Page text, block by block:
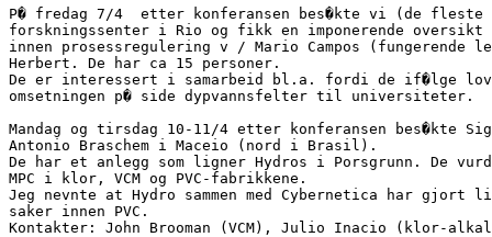
P� fredag 7/4  etter konferansen bes�kte vi (de fleste
forskningssenter i Rio og fikk en imponerende
innen prosessregulering v / Mario Campos (fungerende
Herbert. De har ca 15 personer.
De er interessert i samarbeid bl.a. fordi de if�lge
omsetningen p� side dypvannsfelter til universiteter.
Mandag og tirsdag 10-11/4 etter konferansen bes�kte
Antonio Braschem i Maceio (nord i Brasil).
De har et anlegg som ligner Hydros i Porsgrunn. De
MPC i klor, VCM og PVC-fabrikkene.
Jeg nevnte at Hydro sammen med Cybernetica har
saker innen PVC.
Kontakter: John Brooman (VCM), Julio Inacio (klor-